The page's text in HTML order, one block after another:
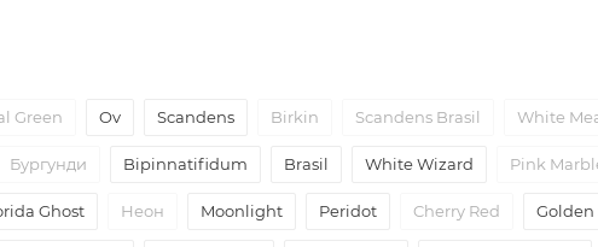
Green Ov Scandens Birkin Scandens Brasil White
Бургунди Bipinnatifidum Brasil White Wizard Pink
Ghost Неон Moonlight Peridot Cherry Red Golden